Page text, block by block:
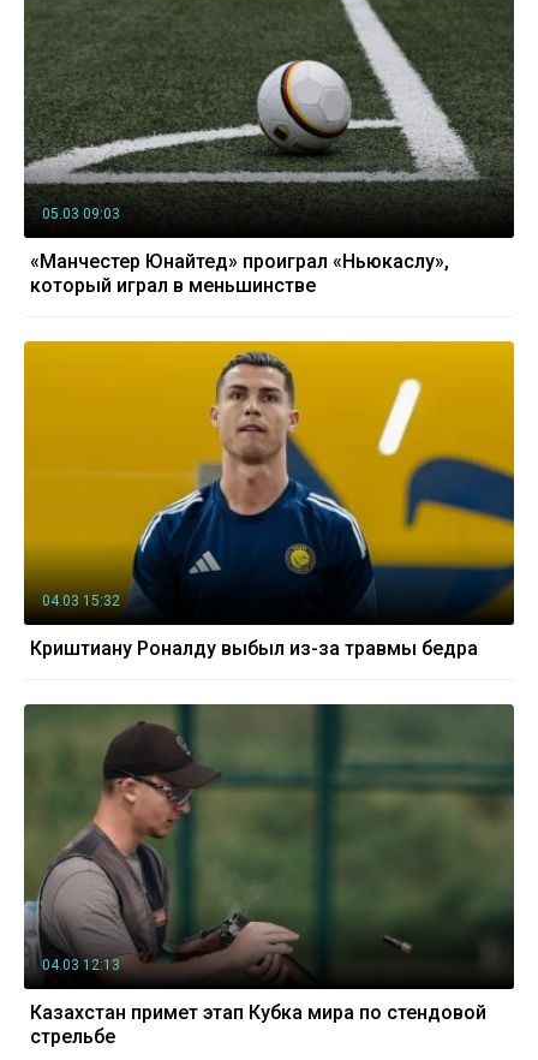
05.03 09:03
«Манчестер Юнайтед» проиграл «Ньюкаслу»,
который играл в меньшинстве
04.03 15:32
Криштиану Роналду выбыл из-за травмы бедра
04.03 12:13
Казахстан примет этап Кубка мира по стендовой
стрельбе